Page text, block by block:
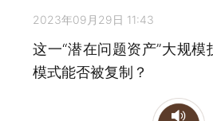
2023年09月29日 11:43
这一“潜在问题资产”大规
模式能否被复制？